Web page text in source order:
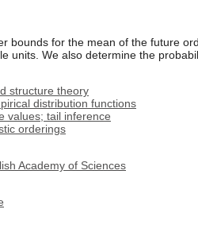
bounds for the mean of the future
units. We also determine the
structure theory
distribution functions
values; tail inference
orderings
Academy of Sciences